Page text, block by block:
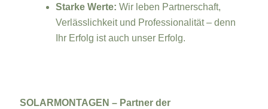
Starke Werte: Wir leben Partnerschaft,
Verlässlichkeit und Professionalität – denn
Ihr Erfolg ist auch unser Erfolg.
SOLARMONTAGEN – Partner der